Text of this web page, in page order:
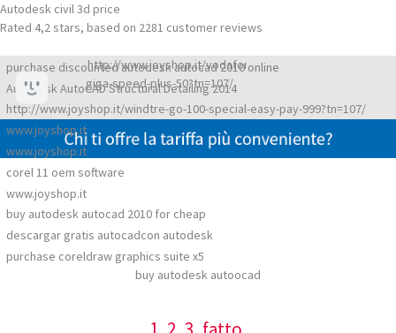
Autodesk civil 3d price
Rated 4,2stars, based on 2281 customer reviews
purchase discounted autodesk autocad 2010 online
Autodesk AutoCAD Structural Detailing 2014
http://www.joyshop.it/windtre-go-100-special-easy-pay-999?tn=107/
www.joyshop.it
www.joyshop.it
corel 11 oem software
www.joyshop.it
buy autodesk autocad 2010 for cheap
descargar gratis autocadcon autodesk
purchase coreldraw graphics suite x5
buy autodesk autoocad
http://www.joyshop.it/vodafone-
giga-speed-plus-50?tn=107/